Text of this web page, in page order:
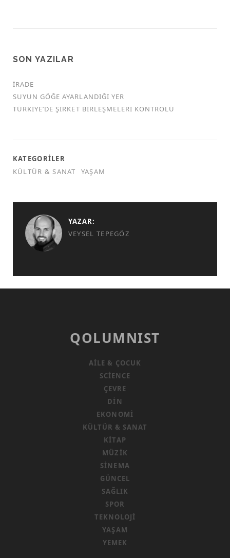
SON YAZILAR
İRADE
SUYUN GÖĞE AYARLANDIĞI YER
TÜRKİYE’DE ŞİRKET BİRLEŞMELERİ KONTROLÜ
KATEGORILER
KÜLTÜR & SANAT
YAŞAM
YAZAR:
VEYSEL TEPEGÖZ
QOLUMNIST
AILE & ÇOCUK
SCIENCE
ÇEVRE
DIN
EKONOMI
KÜLTÜR & SANAT
KITAP
MÜZIK
SINEMA
GÜNCEL
SAĞLIK
SPOR
TEKNOLOJI
YAŞAM
YEMEK